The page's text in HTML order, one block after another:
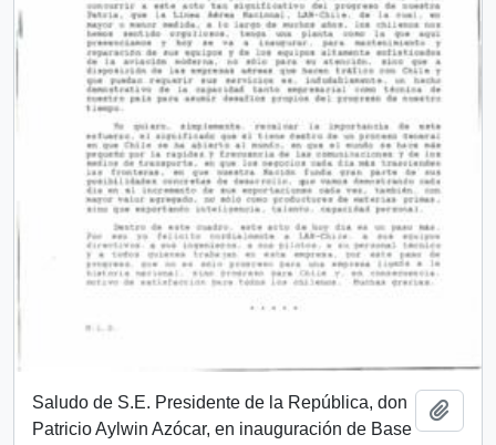
Saludo de S.E. Presidente de la República, don
Patricio Aylwin Azócar, en inauguración de Base